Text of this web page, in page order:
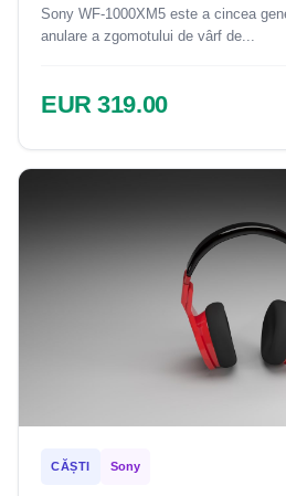
Sony WF-1000XM5 este a cincea
anulare a zgomotului de vârf de...
EUR 319.00
CĂȘTI Sony